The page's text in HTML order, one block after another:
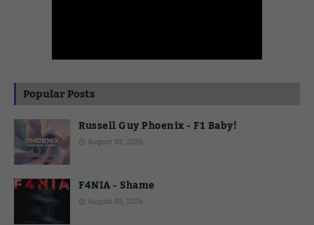
Popular Posts
Russell Guy Phoenix - F1 Baby!
August 03, 2026
F4NIA - Shame
August 03, 2026